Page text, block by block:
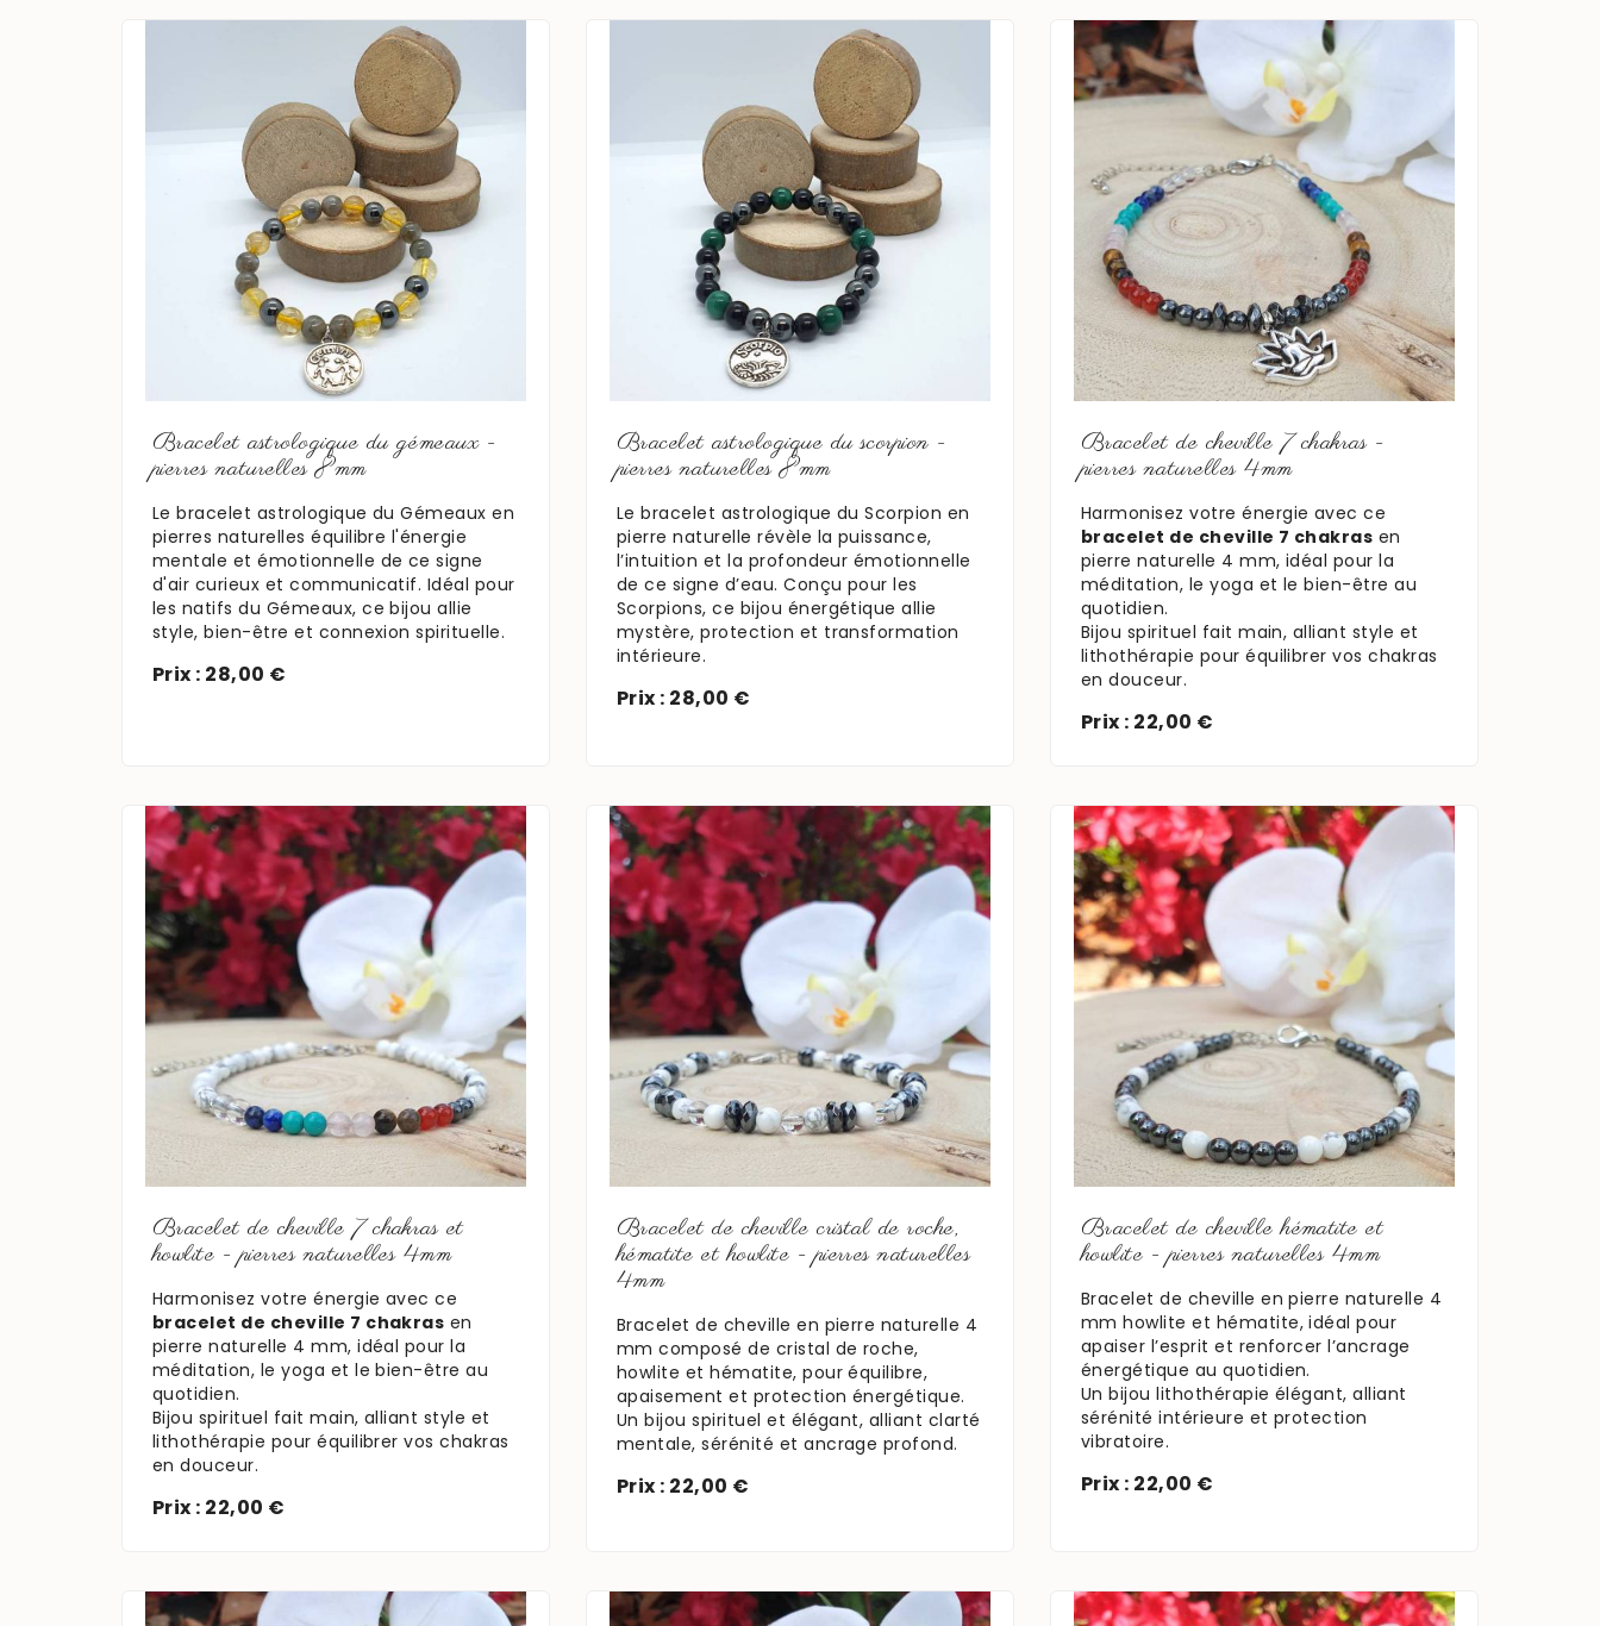
Bracelet astrologique du gémeaux -
pierres naturelles 8mm
Le bracelet astrologique du Gémeaux en
pierres naturelles équilibre l'énergie
mentale et émotionnelle de ce signe
d'air curieux et communicatif. Idéal pour
les natifs du Gémeaux, ce bijou allie
style, bien-être et connexion spirituelle.
Prix : 28,00 €
En savoir plus
Bracelet astrologique du scorpion -
pierres naturelles 8mm
Le bracelet astrologique du Scorpion en
pierre naturelle révèle la puissance,
l’intuition et la profondeur émotionnelle
de ce signe d’eau. Conçu pour les
Scorpions, ce bijou énergétique allie
mystère, protection et transformation
intérieure.
Prix : 28,00 €
En savoir plus
Bracelet de cheville 7 chakras -
pierres naturelles 4mm
Harmonisez votre énergie avec ce
bracelet de cheville 7 chakras en
pierre naturelle 4 mm, idéal pour la
méditation, le yoga et le bien-être au
quotidien.
Bijou spirituel fait main, alliant style et
lithothérapie pour équilibrer vos chakras
en douceur.
Prix : 22,00 €
En savoir plus
Bracelet de cheville 7 chakras et
howlite - pierres naturelles 4mm
Harmonisez votre énergie avec ce
bracelet de cheville 7 chakras en
pierre naturelle 4 mm, idéal pour la
méditation, le yoga et le bien-être au
quotidien.
Bijou spirituel fait main, alliant style et
lithothérapie pour équilibrer vos chakras
en douceur.
Prix : 22,00 €
En savoir plus
Bracelet de cheville cristal de roche,
hématite et howlite - pierres naturelles
4mm
Bracelet de cheville en pierre naturelle 4
mm composé de cristal de roche,
howlite et hématite, pour équilibre,
apaisement et protection énergétique.
Un bijou spirituel et élégant, alliant clarté
mentale, sérénité et ancrage profond.
Prix : 22,00 €
En savoir plus
Bracelet de cheville hématite et
howlite - pierres naturelles 4mm
Bracelet de cheville en pierre naturelle 4
mm howlite et hématite, idéal pour
apaiser l’esprit et renforcer l’ancrage
énergétique au quotidien.
Un bijou lithothérapie élégant, alliant
sérénité intérieure et protection
vibratoire.
Prix : 22,00 €
En savoir plus